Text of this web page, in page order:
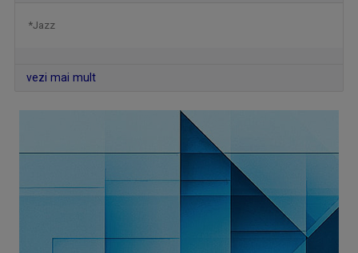
*Jazz
vezi mai mult